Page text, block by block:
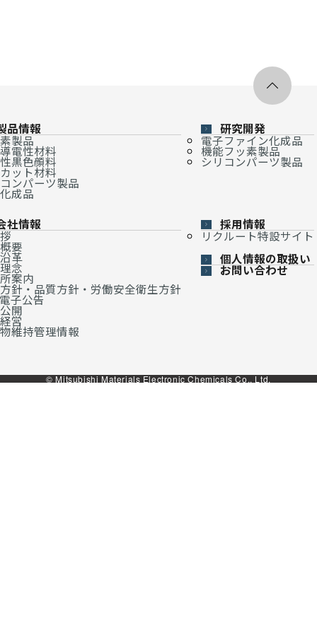
品情報
製品
電性材料
黒色顔料
ット材料
ンパーツ製品
成品
研究開発
電子ファイン化成品
機能フッ素製品
シリコンパーツ製品
社情報
要
革
念
案内
針・品質方針・労働安全衛生方針
子公告
開
営
維持管理情報
採用情報
リクルート特設サイト
個人情報の取扱い
お問い合わせ
© Mitsubishi Materials Electronic Chemicals Co., Ltd.